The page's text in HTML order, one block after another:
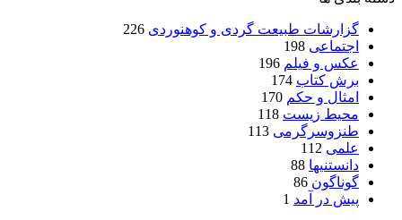
گزارشات طبیعت گردی و کوهنوردی 226
اجتماعی 198
عکس و فیلم 196
برش کتاب 174
امثال و حکم 170
محیط زیست 118
طنزوسرگرمی 113
علمی 112
دانستنیها 88
گوناگون 86
پیش در آمد 1